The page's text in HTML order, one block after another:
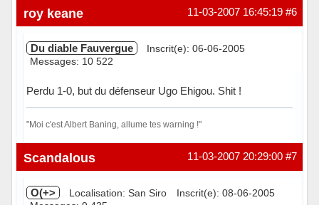
Hors ligne #6
11-03-2007 16:45:19
roy keane
Du diable Fauvergue
Inscrit(e): 06-06-2005
Messages: 10 522
Perdu 1-0, but du défenseur Ugo Ehigou. Shit !
"Moi c'est Albert Baning, allume tes warning !"
Hors ligne #7
11-03-2007 20:29:00
Scandalous
O(+> Localisation: San Siro
Inscrit(e): 08-06-2005